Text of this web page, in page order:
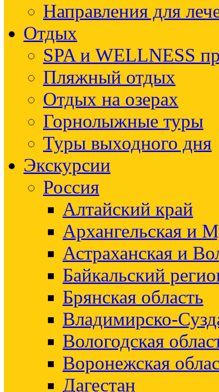
Направления для
Отдых
SPA и WELLNESS
Пляжный отдых
Отдых на озерах
Горнолыжные туры
Туры выходного дня
Экскурсии
Россия
Алтайский край
Архангельская и
Астраханская и
Байкальский
Брянская область
Владимирско-
Вологодская
Воронежская
Дагестан